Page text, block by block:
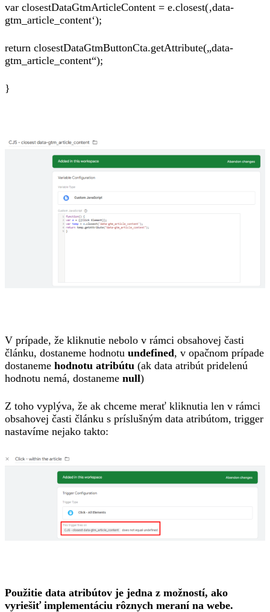
var closestDataGtmArticleContent = e.closest(‚data-
gtm_article_content‘);
return closestDataGtmButtonCta.getAttribute(„data-
gtm_article_content“);
}
V prípade, že kliknutie nebolo v rámci obsahovej časti
článku, dostaneme hodnotu undefined, v opačnom prípade
dostaneme hodnotu atribútu (ak data atribút pridelenú
hodnotu nemá, dostaneme null)
Z toho vyplýva, že ak chceme merať kliknutia len v rámci
obsahovej časti článku s príslušným data atribútom, trigger
nastavíme nejako takto:
Použitie data atribútov je jedna z možností, ako
vyriešiť implementáciu rôznych meraní na webe.